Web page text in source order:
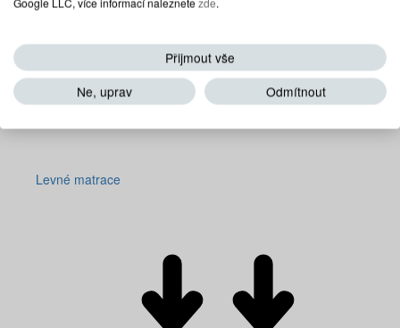
Levné matrace
Přijmout vše
Ne, uprav
Odmítnout